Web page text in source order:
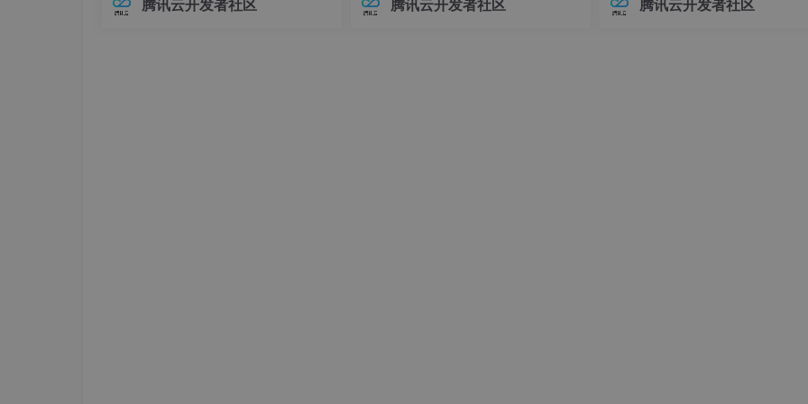
防火墙的五链分别为：input prerouting、 forward、postrouting
在Elasticsearch中，对象类型（Objec
腾讯云开发者社区
中，连接器版本管理常常让开发者头疼
腾讯云开发者社区
环境前，请确保你的系统满足以下要
腾讯云开发者社区